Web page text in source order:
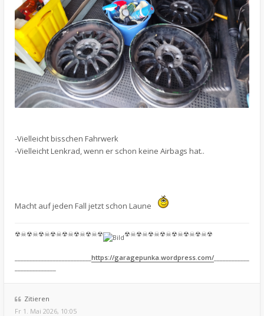
-Vielleicht bisschen Fahrwerk
-Vielleicht Lenkrad, wenn er schon keine Airbags hat..
Macht auf jeden Fall jetzt schon Laune
☢☠☢☠☢☠☢☠☢☠☢☠☢☠☢ ☢☠☢☠☢☠☢☠☢☠☢☠☢☠☢
https://garagepunka.wordpress.com/
Zitieren
Fr 1. Mai 2026, 10:05